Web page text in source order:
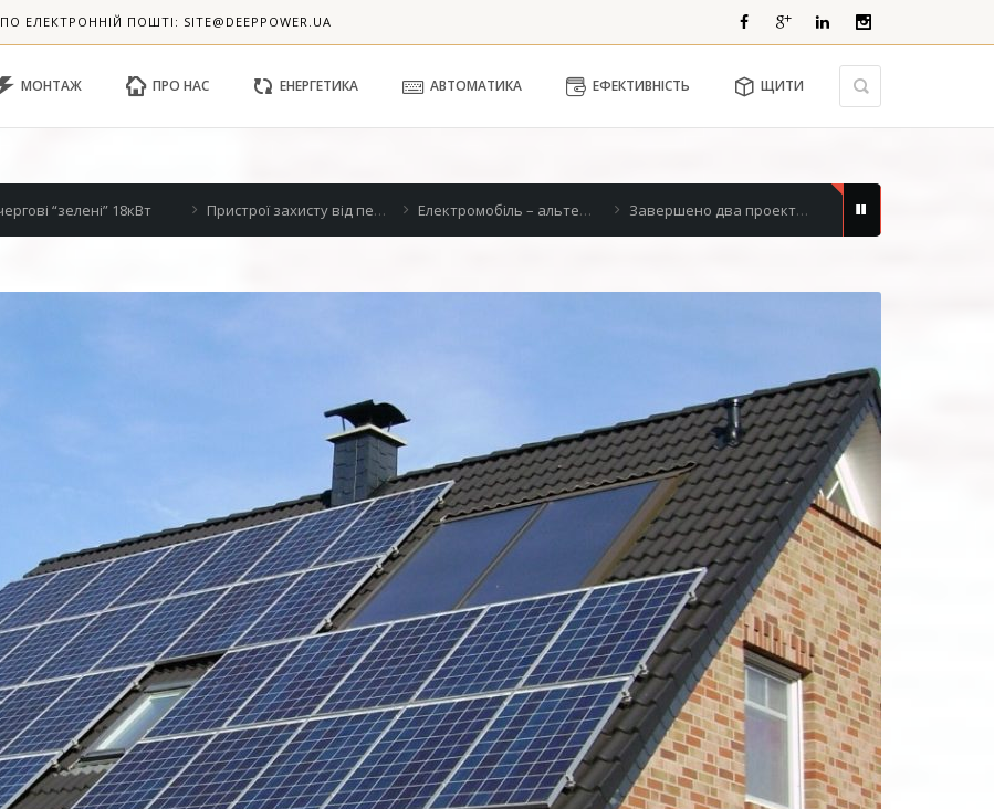
ПО ЕЛЕКТРОННІЙ ПОШТІ: SITE@DEEPPOWER.UA
МОНТАЖ ПРО НАС ЕНЕРГЕТИКА АВТОМАТИКА ЕФЕКТИВНІСТЬ ЩИТИ
Пристрої захисту від перенапруги Електромобіль – альтернатива двигуну внутрішнього згорання? Завершено два проекти по електромонтажних робіт. виконані об'єкти 2017 щитове виробництво: Комплектний розподільний пристрій для керування